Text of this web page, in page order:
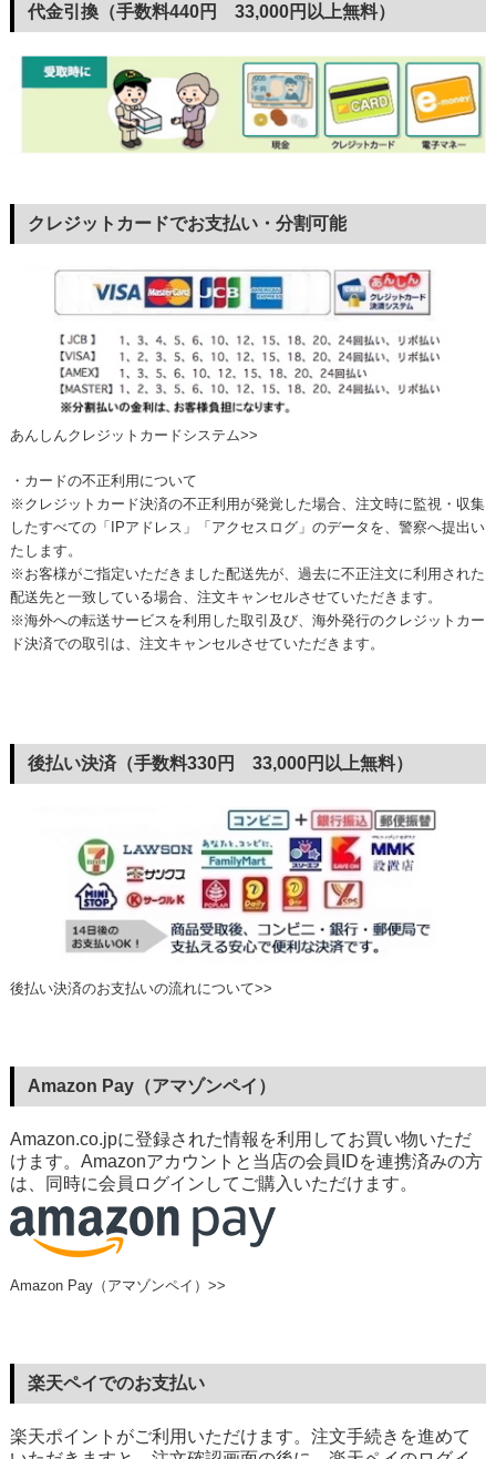
代金引換（手数料440円 33,000円以上無料）
クレジットカードでお支払い・分割可能
あんしんクレジットカードシステム>>
・カードの不正利用について
※クレジットカード決済の不正利用が発覚した場合、注文時に監視・収集
したすべての「IPアドレス」「アクセスログ」のデータを、警察へ提出い
たします。
※お客様がご指定いただきました配送先が、過去に不正注文に利用された
配送先と一致している場合、注文キャンセルさせていただきます。
※海外への転送サービスを利用した取引及び、海外発行のクレジットカー
ド決済での取引は、注文キャンセルさせていただきます。
後払い決済（手数料330円 33,000円以上無料）
後払い決済のお支払いの流れについて>>
Amazon Pay（アマゾンペイ）
Amazon.co.jpに登録された情報を利用してお買い物いただ
けます。Amazonアカウントと当店の会員IDを連携済みの方
は、同時に会員ログインしてご購入いただけます。
Amazon Pay（アマゾンペイ）>>
楽天ペイでのお支払い
楽天ポイントがご利用いただけます。注文手続きを進めて